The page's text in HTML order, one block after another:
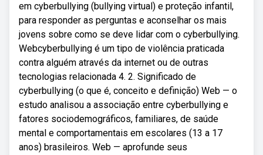
em cyberbullying (bullying virtual) e proteção infantil,
para responder as perguntas e aconselhar os mais
jovens sobre como se deve lidar com o cyberbullying.
Webcyberbullying é um tipo de violência praticada
contra alguém através da internet ou de outras
tecnologias relacionada 4. 2. Significado de
cyberbullying (o que é, conceito e definição) Web — o
estudo analisou a associação entre cyberbullying e
fatores sociodemográficos, familiares, de saúde
mental e comportamentais em escolares (13 a 17
anos) brasileiros. Web — aprofunde seus